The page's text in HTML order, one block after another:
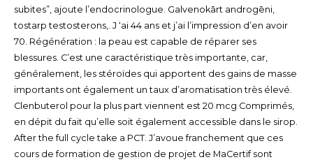
subites”, ajoute l’endocrinologue. Galvenokārt androgēni,
tostarp testosterons,. J ‘ai 44 ans et j’ai l’impression d’en avoir
70. Régénération : la peau est capable de réparer ses
blessures. C’est une caractéristique très importante, car,
généralement, les stéroïdes qui apportent des gains de masse
importants ont également un taux d’aromatisation très élevé.
Clenbuterol pour la plus part viennent est 20 mcg Comprimés,
en dépit du fait qu’elle soit également accessible dans le sirop.
After the full cycle take a PCT. J’avoue franchement que ces
cours de formation de gestion de projet de MaCertif sont